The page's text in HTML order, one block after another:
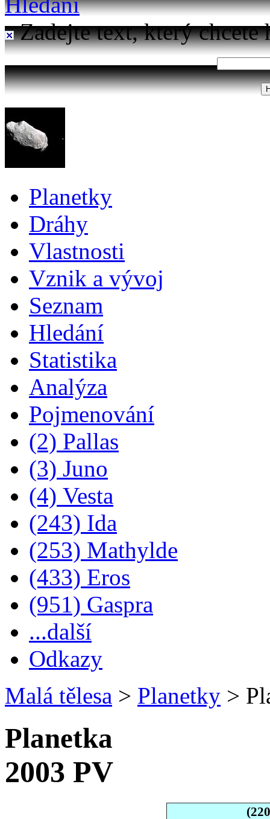
Zadejte text, který chcete
Planetky
Dráhy
Vlastnosti
Vznik a vývoj
Seznam
Hledání
Statistika
Analýza
Pojmenování
(2) Pallas
(3) Juno
(4) Vesta
(243) Ida
(253) Mathylde
(433) Eros
(951) Gaspra
...další
Odkazy
Malá tělesa > Planetky >
Planetka
2003 PV